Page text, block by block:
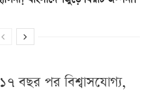
বছর পর বিশ্বাসযোগ্য,